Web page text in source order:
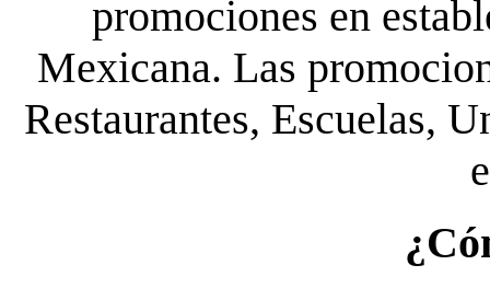
promociones en
Mexicana. Las
Restaurantes, Escuelas,